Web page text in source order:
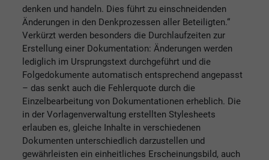
denken und handeln. Dies führt zu einschneidenden
Änderungen in den Denkprozessen aller Beteiligten.“
Verkürzt werden besonders die Durchlaufzeiten zur
Erstellung einer Dokumentation: Änderungen werden
lediglich im Ursprungstext durchgeführt und die
Folgedokumente automatisch entsprechend angepasst
– das senkt auch die Fehlerquote durch die
Einzelbearbeitung von Dokumentationen erheblich. Die
in der Vorlagenverwaltung erstellten Stylesheets
erlauben es, gleiche Inhalte in verschiedenen
Dokumenten unterschiedlich darzustellen und
gewährleisten ein einheitliches Erscheinungsbild, auch